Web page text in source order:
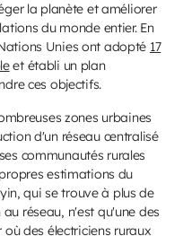
la planète et améliorer
du monde entier. En
Unies ont adopté 17
et établi un plan
ces objectifs.
zones urbaines
d'un réseau centralisé
communautés rurales
estimations du
qui se trouve à plus de
réseau, n'est qu'une des
des électriciens ruraux